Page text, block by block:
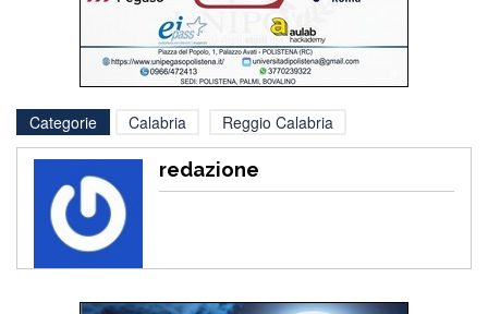
Categorie Calabria Reggio Calabria
redazione